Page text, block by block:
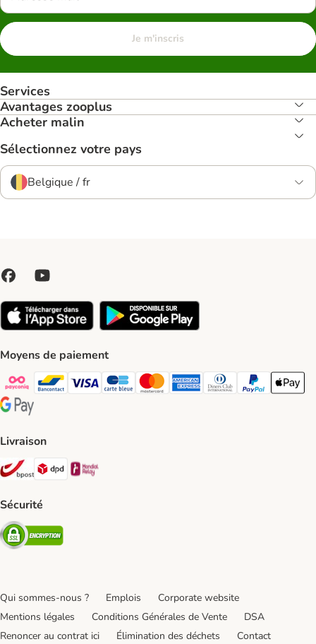
Je m'inscris
Services
Avantages zooplus
Acheter malin
Sélectionnez votre pays
Belgique / fr
Moyens de paiement
Payconiq Payment Method
bancontact Payment Method
Visa Payment Method
carte bleue Payment Method
Master card Payment Method
American express Payment
Diners club Payment
Paypal Payment
Apple
Google Pay Payment Method
Livraison
Bpost Shipping Method
DPD Shipping Method
Sécurité
Security
Qui sommes-nous ? Emplois
Corporate website
Mentions légales
Conditions Générales de Vente
DSA
Renoncer au contrat ici
Élimination des déchets Contact